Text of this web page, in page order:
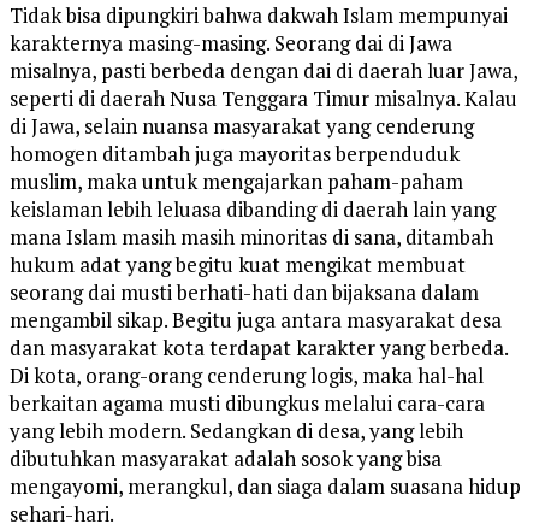
Tidak bisa dipungkiri bahwa dakwah Islam mempunyai
karakternya masing-masing. Seorang dai di Jawa
misalnya, pasti berbeda dengan dai di daerah luar Jawa,
seperti di daerah Nusa Tenggara Timur misalnya. Kalau
di Jawa, selain nuansa masyarakat yang cenderung
homogen ditambah juga mayoritas berpenduduk
muslim, maka untuk mengajarkan paham-paham
keislaman lebih leluasa dibanding di daerah lain yang
mana Islam masih masih minoritas di sana, ditambah
hukum adat yang begitu kuat mengikat membuat
seorang dai musti berhati-hati dan bijaksana dalam
mengambil sikap. Begitu juga antara masyarakat desa
dan masyarakat kota terdapat karakter yang berbeda.
Di kota, orang-orang cenderung logis, maka hal-hal
berkaitan agama musti dibungkus melalui cara-cara
yang lebih modern. Sedangkan di desa, yang lebih
dibutuhkan masyarakat adalah sosok yang bisa
mengayomi, merangkul, dan siaga dalam suasana hidup
sehari-hari.